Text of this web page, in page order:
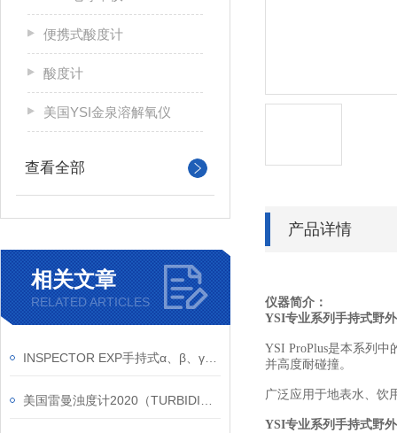
便携式酸度计
酸度计
美国YSI金泉溶解氧仪
查看全部
相关文章
RELATED ARTICLES
产品详情
仪器简介：
YSI专业系列手持式野外
YSI ProPlus是本系列中
并高度耐碰撞。
广泛应用于地表水、饮
YSI专业系列手持式野外